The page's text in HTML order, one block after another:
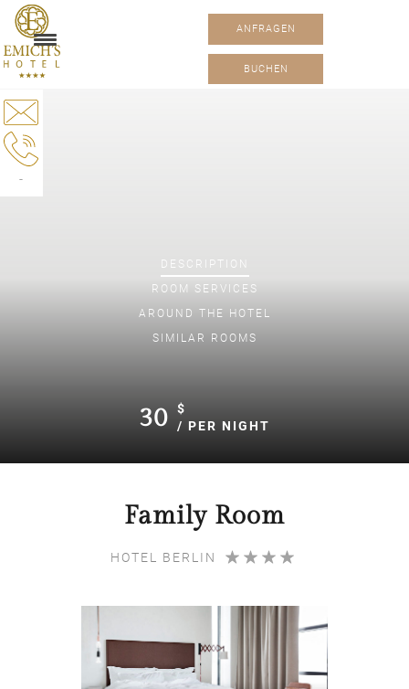
ANFRAGEN
BUCHEN
-
DESCRIPTION
ROOM
SERVICES
AROUND THE HOTEL
SIMILAR ROOMS
30
$
/ PER NIGHT
Family Room
HOTEL BERLIN